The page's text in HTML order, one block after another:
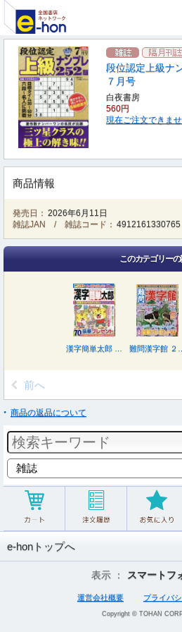
段位認定上級ナ
７月号
白夜書房
560円
現在ご注文できま
商品情報
発売日： 2026年6月11日
雑誌JAN / 雑誌コード： 4912161330765
このカテゴリーの
前へ
商品の返品について
e-honトップへ
表示 ： スマートフ
運営会社概要 プライバ
Copyright © TOHAN